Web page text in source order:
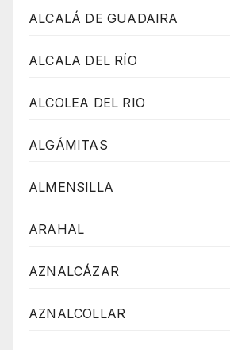
ALCALÁ DE GUADAIRA
ALCALA DEL RÍO
ALCOLEA DEL RIO
ALGÁMITAS
ALMENSILLA
ARAHAL
AZNALCÁZAR
AZNALCOLLAR